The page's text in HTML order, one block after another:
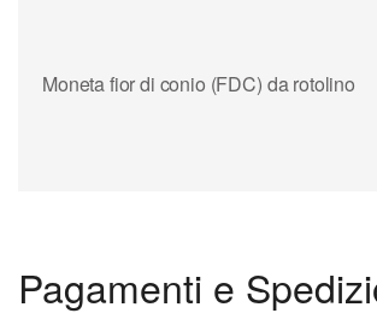
Moneta fior di conio (FDC) da rotolino
Pagamenti e